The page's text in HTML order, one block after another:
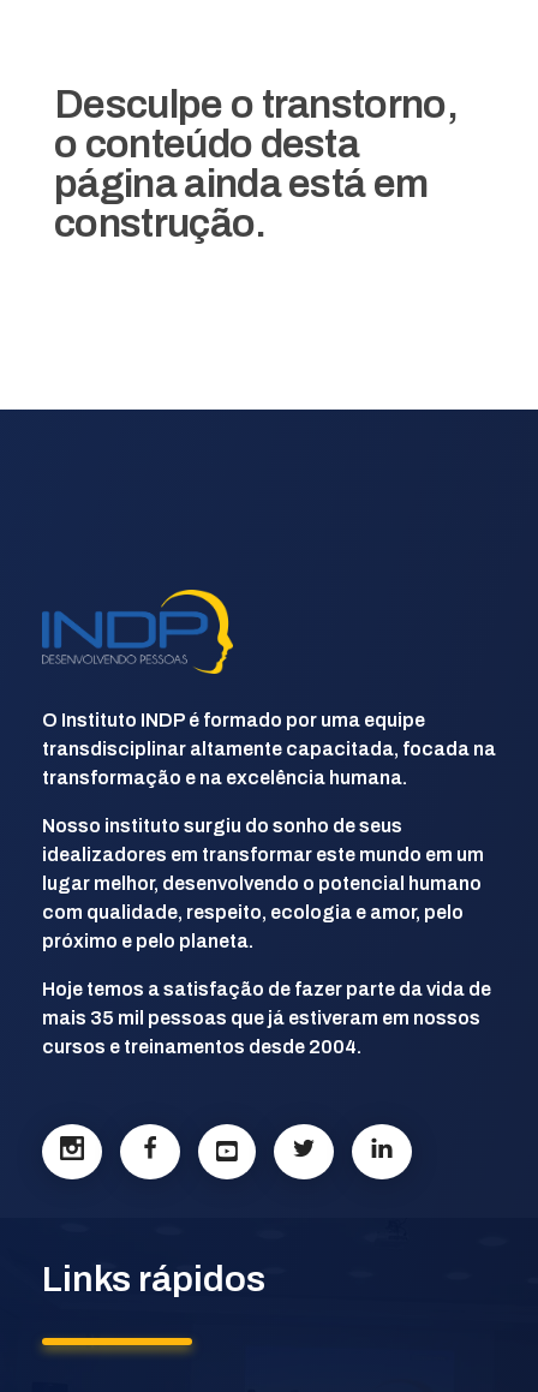
Desculpe o transtorno,
o conteúdo desta
página ainda está em
construção.
O Instituto INDP é formado por uma equipe
transdisciplinar altamente capacitada, focada na
transformação e na excelência humana.
Nosso instituto surgiu do sonho de seus
idealizadores em transformar este mundo em um
lugar melhor, desenvolvendo o potencial humano
com qualidade, respeito, ecologia e amor, pelo
próximo e pelo planeta.
Hoje temos a satisfação de fazer parte da vida de
mais 35 mil pessoas que já estiveram em nossos
cursos e treinamentos desde 2004.
Links rápidos